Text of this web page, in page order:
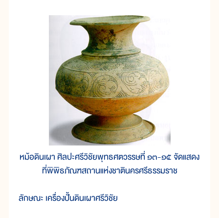
หม้อดินเผา ศิลปะศรีวิชัยพุทธศตวรรษที่ ๑๓-๑๕ จัดแสดง
ที่พิพิธภัณฑสถานแห่งชาตินครศรีธรรมราช
ลักษณะ เครื่องปั้นดินเผาศรีวิชัย